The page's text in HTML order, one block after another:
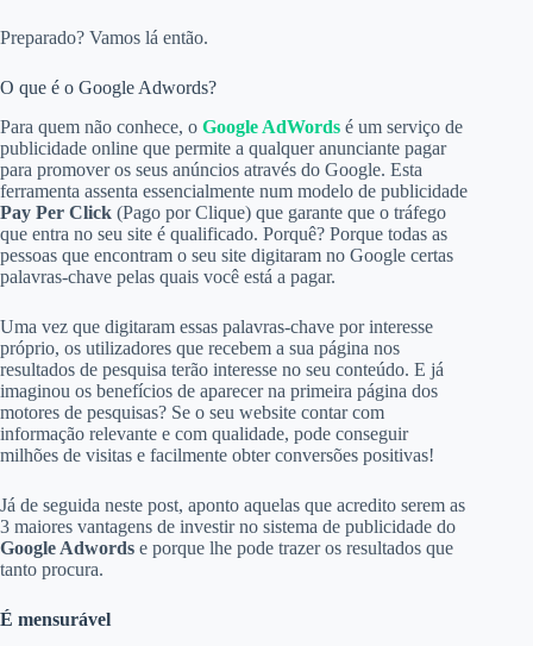
Preparado? Vamos lá então.
O que é o Google Adwords?
Para quem não conhece, o Google AdWords é um serviço de
publicidade online que permite a qualquer anunciante pagar
para promover os seus anúncios através do Google. Esta
ferramenta assenta essencialmente num modelo de publicidade
Pay Per Click (Pago por Clique) que garante que o tráfego
que entra no seu site é qualificado. Porquê? Porque todas as
pessoas que encontram o seu site digitaram no Google certas
palavras-chave pelas quais você está a pagar.
Uma vez que digitaram essas palavras-chave por interesse
próprio, os utilizadores que recebem a sua página nos
resultados de pesquisa terão interesse no seu conteúdo. E já
imaginou os benefícios de aparecer na primeira página dos
motores de pesquisas? Se o seu website contar com
informação relevante e com qualidade, pode conseguir
milhões de visitas e facilmente obter conversões positivas!
Já de seguida neste post, aponto aquelas que acredito serem as
3 maiores vantagens de investir no sistema de publicidade do
Google Adwords e porque lhe pode trazer os resultados que
tanto procura.
É mensurável